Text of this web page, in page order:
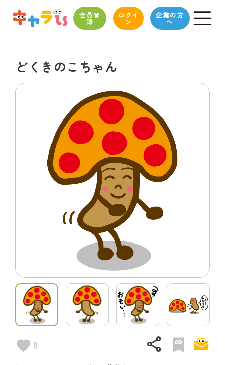
会員登
録
ログイ
ン
企業の方
へ
どくきのこちゃん
0 share